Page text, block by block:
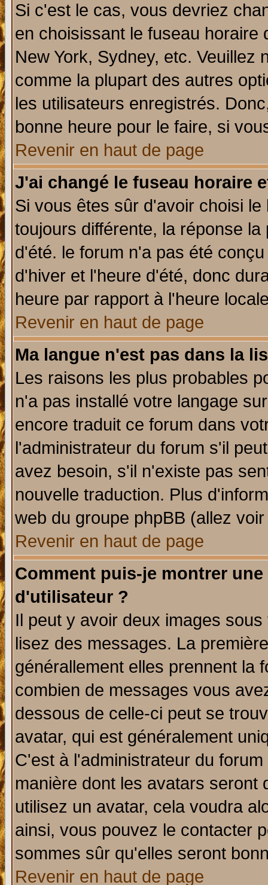
Si c'est le cas, vous devriez
en choisissant le fuseau
New York, Sydney, etc. Veuillez
comme la plupart des autres
les utilisateurs enregistrés.
bonne heure pour le faire, si
Revenir en haut de page
J'ai changé le fuseau horaire
Si vous êtes sûr d'avoir choisi
toujours différente, la réponse
d'été. le forum n'a pas été
d'hiver et l'heure d'été, donc
heure par rapport à l'heure
Revenir en haut de page
Ma langue n'est pas dans la
Les raisons les plus probables
n'a pas installé votre langage
encore traduit ce forum dans
l'administrateur du forum s'il
avez besoin, s'il n'existe pas
nouvelle traduction. Plus
web du groupe phpBB (allez
Revenir en haut de page
Comment puis-je montrer
d'utilisateur ?
Il peut y avoir deux images
lisez des messages. La
générallement elles prennent la
combien de messages vous
dessous de celle-ci peut se
avatar, qui est généralement
C'est à l'administrateur du
manière dont les avatars seront
utilisez un avatar, cela voudra
ainsi, vous pouvez le contacter
sommes sûr qu'elles seront
Revenir en haut de page